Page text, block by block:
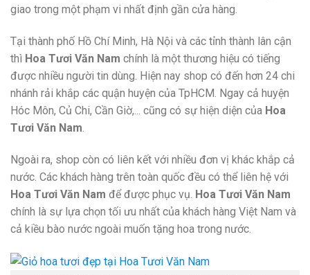
giao trong một phạm vi nhất định gần cửa hàng.
Tại thành phố Hồ Chí Minh, Hà Nội và các tỉnh thành lân cận
thì Hoa Tươi Văn Nam chính là một thương hiệu có tiếng
được nhiều người tin dùng. Hiện nay shop có đến hơn 24 chi
nhánh rải khắp các quận huyện của TpHCM. Ngay cả huyện
Hóc Môn, Củ Chi, Cần Giờ,... cũng có sự hiện diện của Hoa
Tươi Văn Nam.
Ngoài ra, shop còn có liên kết với nhiều đơn vị khác khắp cả
nước. Các khách hàng trên toàn quốc đều có thể liên hệ với
Hoa Tươi Văn Nam để được phục vụ. Hoa Tươi Văn Nam
chính là sự lựa chọn tối ưu nhất của khách hàng Việt Nam và
cả kiều bào nước ngoài muốn tặng hoa trong nước.